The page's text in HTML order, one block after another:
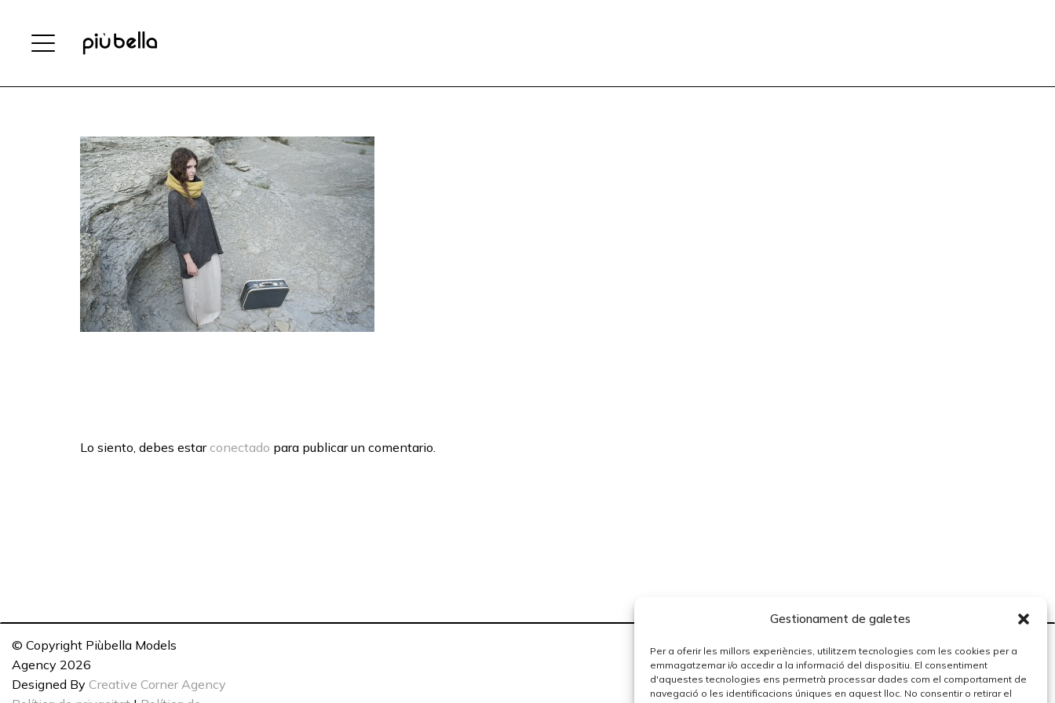
Gestionament de galetes
Per a oferir les millors experiències, utilitzem tecnologies com les cookies per a
emmagatzemar i/o accedir a la informació del dispositiu. El consentiment
d'aquestes tecnologies ens permetrà processar dades com el comportament de
navegació o les identificacions úniques en aquest lloc. No consentir o retirar el
Lo siento, debes estar conectado para publicar un comentario.
© Copyright Piùbella Models
Agency 2026
Designed By Creative Corner Agency